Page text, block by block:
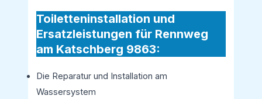
Toiletteninstallation und
Ersatzleistungen für Rennweg
am Katschberg 9863:
Die Reparatur und Installation am
Wassersystem